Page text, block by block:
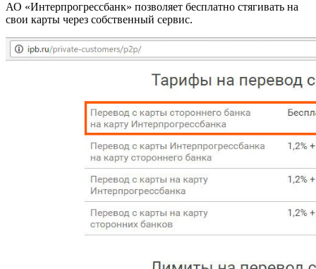
АО «Интерпрогрессбанк» позволяет бесплатно стягивать на
свои карты через собственный сервис.